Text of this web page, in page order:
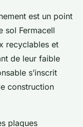
est un point
sol Fermacell
recyclables et
de leur faible
s’inscrit
construction
plaques